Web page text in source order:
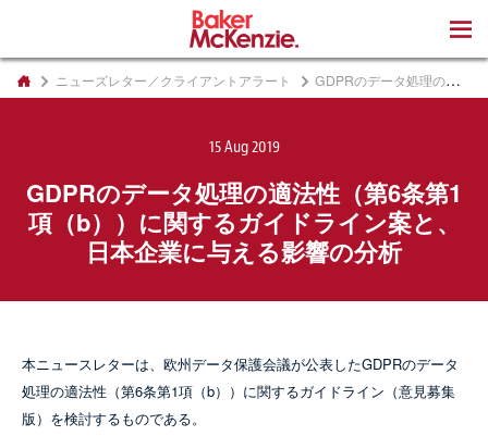
ニューズレター／クライアントアラート GDPRのデータ処理の適法性（第6条第1項（b））に関するガイドライン案と、日本企業に与える影響の分析
15 Aug 2019
GDPRのデータ処理の適法性（第6条第1
項（b））に関するガイドライン案と、
日本企業に与える影響の分析
本ニュースレターは、欧州データ保護会議が公表したGDPRのデータ
処理の適法性（第6条第1項（b））に関するガイドライン（意見募集
版）を検討するものである。